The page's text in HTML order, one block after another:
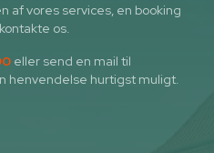
af vores services, en booking
os.
eller send en mail til
henvendelse hurtigst muligt.